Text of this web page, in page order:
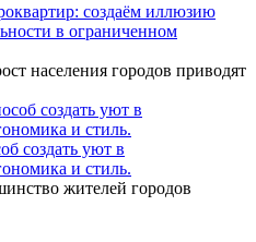
создаём иллюзию
в ограниченном
населения городов приводят
создать уют в
и стиль.
жителей городов